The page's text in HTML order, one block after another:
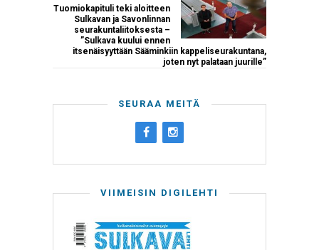
Tuomiokapituli teki aloitteen
Sulkavan ja Savonlinnan
seurakuntaliitoksesta –
”Sulkava kuului ennen
itsenäisyyttään Sääminkiin kappeliseurakuntana,
joten nyt palataan juurille”
SEURAA MEITÄ
VIIMEISIN DIGILEHTI